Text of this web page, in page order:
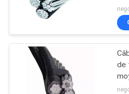
câbles
PVC
de
de